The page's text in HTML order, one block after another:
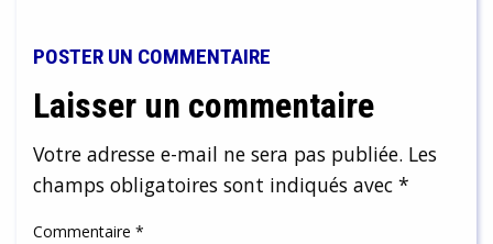
POSTER UN COMMENTAIRE
Laisser un commentaire
Votre adresse e-mail ne sera pas publiée. Les
champs obligatoires sont indiqués avec *
Commentaire *